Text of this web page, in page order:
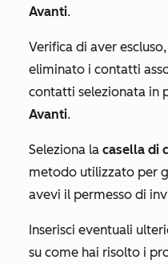
Avanti.
Verifica di aver
eliminato i contatti
contatti selezionata in
Avanti.
Seleziona la casella di
metodo utilizzato per
avevi il permesso di
Inserisci eventuali
su come hai risolto i